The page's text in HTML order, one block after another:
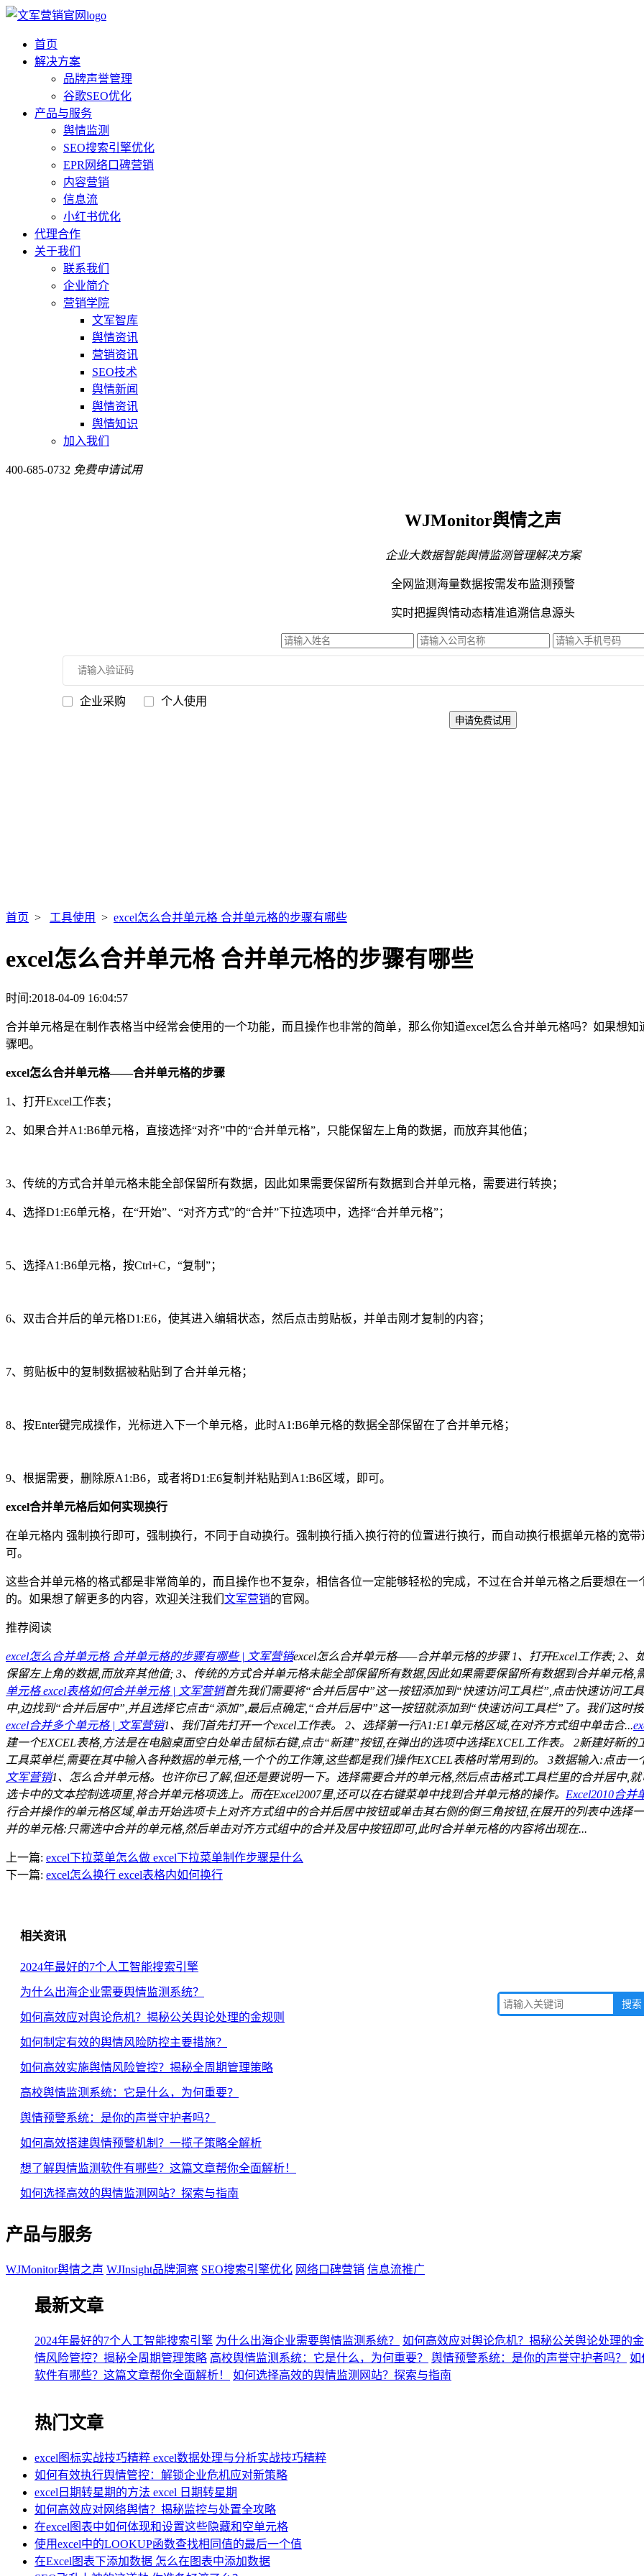
首页
解决方案
品牌声誉管理
谷歌SEO优化
产品与服务
舆情监测
SEO搜索引擎优化
EPR网络口碑营销
内容营销
信息流
小红书优化
代理合作
关于我们
联系我们
企业简介
营销学院
文军智库
舆情资讯
营销资讯
SEO技术
舆情新闻
舆情资讯
舆情知识
加入我们
400-685-0732 免费申请试用
WJMonitor舆情之声
企业大数据智能舆情监测管理解决方案
全网监测海量数据按需发布监测预警
实时把握舆情动态精准追溯信息源头
企业采购 个人使用
首页 > 工具使用 > excel怎么合并单元格 合并单元格的步骤有哪些
excel怎么合并单元格 合并单元格的步骤有哪些
时间:2018-04-09 16:04:57
合并单元格是在制作表格当中经常会使用的一个功能，而且操作也非常的简单，那么你知道excel怎么合并单元格吗？如果想
骤吧。
excel怎么合并单元格——合并单元格的步骤
1、打开Excel工作表；
2、如果合并A1:B6单元格，直接选择“对齐”中的“合并单元格”，只能保留左上角的数据，而放弃其他值；
3、传统的方式合并单元格未能全部保留所有数据，因此如果需要保留所有数据到合并单元格，需要进行转换；
4、选择D1:E6单元格，在“开始”、“对齐方式”的“合并”下拉选项中，选择“合并单元格”；
5、选择A1:B6单元格，按Ctrl+C，“复制”；
6、双击合并后的单元格D1:E6，使其进入编辑状态，然后点击剪贴板，并单击刚才复制的内容；
7、剪贴板中的复制数据被粘贴到了合并单元格；
8、按Enter键完成操作，光标进入下一个单元格，此时A1:B6单元格的数据全部保留在了合并单元格；
9、根据需要，删除原A1:B6，或者将D1:E6复制并粘贴到A1:B6区域，即可。
excel合并单元格后如何实现换行
在单元格内 强制换行即可，强制换行，不同于自动换行。强制换行插入换行符的位置进行换行，而自动换行根据单元格的宽
可。
这些合并单元格的格式都是非常简单的，而且操作也不复杂，相信各位一定能够轻松的完成，不过在合并单元格之后要想在
的。如果想了解更多的内容，欢迎关注我们 文军营销的官网。
推荐阅读
excel怎么合并单元格 合并单元格的步骤有哪些 | 文军营销excel怎么合并单元格——合并单元格的步骤 1、打开Excel工作表; 2
保留左上角的数据,而放弃其他值; 3、传统的方式合并单元格未能全部保留所有数据,因此如果需要保留所有数据到合并单元格,
单元格 excel表格如何合并单元格 | 文军营销首先我们需要将“合并后居中”这一按钮添加到“快速访问工具栏”,点击快速访问工
中,边找到“合并后居中”,并且选择它点击“添加”,最后点确定,“合并后居中”这一按钮就添加到“快速访问工具栏”了。我们这时
excel合并多个单元格 | 文军营销1、我们首先打开一个excel工作表。 2、选择第一行A1:E1单元格区域,在对齐方式组中单击合...
建一个EXCEL表格,方法是在电脑桌面空白处单击鼠标右键,点击“新建”按钮,在弹出的选项中选择EXCEL工作表。 2新建好新
工具菜单栏,需要在其中输入各种数据的单元格,一个个的工作簿,这些都是我们操作EXCEL表格时常用到的。 3数据输入:点击一
文军营销1、怎么合并单元格。也许你已了解,但还是要说明一下。选择需要合并的单元格,然后点击格式工具栏里的合并居中,
选卡中的文本控制选项里,将合并单元格项选上。而在Excel2007里,还可以在右键菜单中找到合并单元格的操作。 Excel2010合并
行合并操作的单元格区域,单击开始选项卡上对齐方式组中的合并后居中按钮或单击其右侧的倒三角按钮,在展开的列表中选择
并的单元格:只需选中合并的单元格,然后单击对齐方式组中的合并及居中按钮即可,此时合并单元格的内容将出现在...
上一篇: excel下拉菜单怎么做 excel下拉菜单制作步骤是什么
下一篇: excel怎么换行 excel表格内如何换行
相关资讯
2024年最好的7个人工智能搜索引擎
为什么出海企业需要舆情监测系统？
如何高效应对舆论危机？揭秘公关舆论处理的金规则
如何制定有效的舆情风险防控主要措施？
如何高效实施舆情风险管控？揭秘全周期管理策略
高校舆情监测系统：它是什么，为何重要？
舆情预警系统：是你的声誉守护者吗？
如何高效搭建舆情预警机制？一揽子策略全解析
想了解舆情监测软件有哪些？这篇文章帮你全面解析！
如何选择高效的舆情监测网站？探索与指南
产品与服务
WJMonitor舆情之声 WJInsight品牌洞察 SEO搜索引擎优化 网络口碑营销 信息流推广
最新文章
2024年最好的7个人工智能搜索引擎 为什么出海企业需要舆情监测系统？ 如何高效应对舆论危机？揭秘公关舆论处理的金
情风险管控？揭秘全周期管理策略 高校舆情监测系统：它是什么，为何重要？ 舆情预警系统：是你的声誉守护者吗？ 如
软件有哪些？这篇文章帮你全面解析！
如何选择高效的舆情监测网站？探索与指南
热门文章
excel图标实战技巧精粹 excel数据处理与分析实战技巧精粹
如何有效执行舆情管控：解锁企业危机应对新策略
excel日期转星期的方法 excel 日期转星期
如何高效应对网络舆情？揭秘监控与处置全攻略
在excel图表中如何体现和设置这些隐藏和空单元格
使用excel中的LOOKUP函数查找相同值的最后一个值
在Excel图表下添加数据 怎么在图表中添加数据